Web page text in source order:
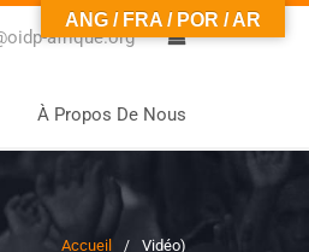
0
afrique.org
À Propos De Nous
Accueil Vidéo)
ANG / FRA / POR / AR